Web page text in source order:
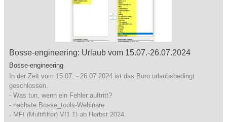
Bosse-engineering: Urlaub vom 15.07.-26.07.2024
Bosse-engineering
In der Zeit vom 15.07. - 26.07.2024 ist das Büro urlaubsbedingt
geschlossen.
- Was tun, wenn ein Fehler auftritt?
- nächste Bosse_tools-Webinare
- MFI (Multifilter) V(1.1) ab Herbst 2024